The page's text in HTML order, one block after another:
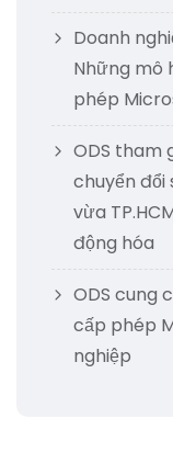
Doanh
Những mô
phép
ODS tham
chuyển đổi
vừa
động hóa
ODS cung
cấp phép
nghiệp